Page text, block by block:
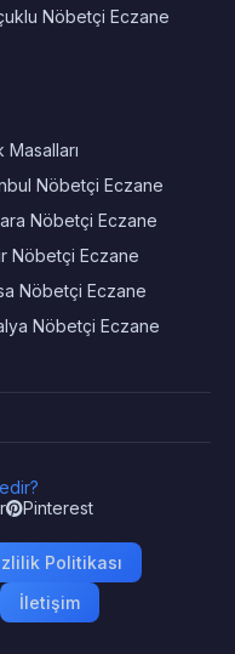
Nöbetçi Eczane
Masalları
Nöbetçi Eczane
Nöbetçi Eczane
Nöbetçi Eczane
Nöbetçi Eczane
Nöbetçi Eczane
Pinterest
Politikası
İletişim